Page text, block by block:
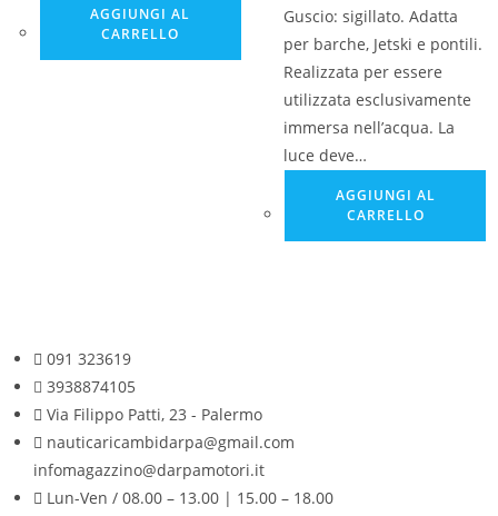
AGGIUNGI AL
CARRELLO
Guscio: sigillato. Adatta
per barche, Jetski e pontili.
Realizzata per essere
utilizzata esclusivamente
immersa nell’acqua. La
luce deve…
AGGIUNGI AL
CARRELLO
091 323619
3938874105
Via Filippo Patti, 23 - Palermo
nauticaricambidarpa@gmail.com
infomagazzino@darpamotori.it
Lun-Ven / 08.00 – 13.00 | 15.00 – 18.00